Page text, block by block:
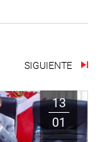
SIGUIENTE
13
01